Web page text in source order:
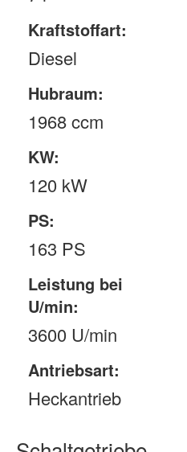
Kraftstoffart:
Diesel
Hubraum:
1968 ccm
KW:
120 kW
PS:
163 PS
Leistung bei
U/min:
3600 U/min
Antriebsart:
Heckantrieb